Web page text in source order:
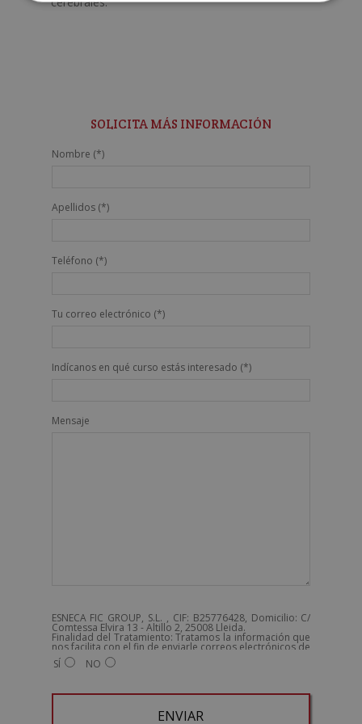
SOLICITA MÁS INFORMACIÓN
Nombre (*)
Apellidos (*)
Teléfono (*)
Tu correo electrónico (*)
Indícanos en qué curso estás interesado (*)
Mensaje
ESNECA FIC GROUP, S.L. , CIF: B25776428, Domicilio: C/
Comtessa Elvira 13 - Altillo 2, 25008 Lleida.
Finalidad del Tratamiento: Tratamos la información que
nos facilita con el fin de enviarle correos electrónicos de
tipo comercial relacionado con los productos ofrecidos
y otros tipo de productos que fueran de su interés.
Derechos: Puede ejercitar sus derechos identificándose
admin@grupoesneca.com.
SÍ NO